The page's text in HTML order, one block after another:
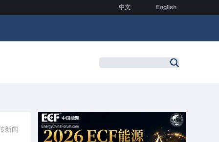
中文 English
新闻